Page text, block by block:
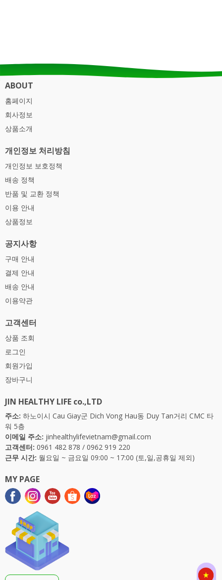
ABOUT
홈페이지
회사정보
상품소개
개인정보 처리방침
개인정보 보호정책
배송 정책
반품 및 교환 정책
이용 안내
상품정보
공지사항
구매 안내
결제 안내
배송 안내
이용약관
고객센터
상품 조회
로그인
회원가입
장바구니
JIN HEALTHY LIFE co.,LTD
주소: 하노이시 Cau Giay군 Dich Vong Hau동 Duy Tan거리 CMC 타
워 5층
이메일 주소: jinhealthylifevietnam@gmail.com
고객센터: 0961 482 878 / 0962 919 220
근무 시간: 월요일 ~ 금요일 09:00 ~ 17:00 (토,일,공휴일 제외)
MY PAGE